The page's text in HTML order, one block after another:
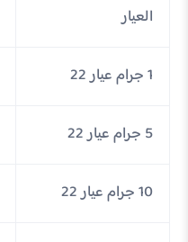
العيار
1 جرام عيار 22
5 جرام عيار 22
10 جرام عيار 22